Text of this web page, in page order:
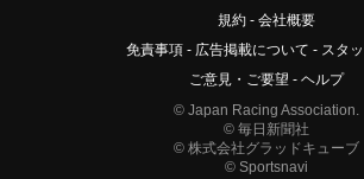
規約
会社概要
免責事項
広告掲載について
スタ
ご意見・ご要望
ヘルプ
© Japan Racing Association.
© 毎日新聞社
© 株式会社グラッドキューブ
© Sportsnavi